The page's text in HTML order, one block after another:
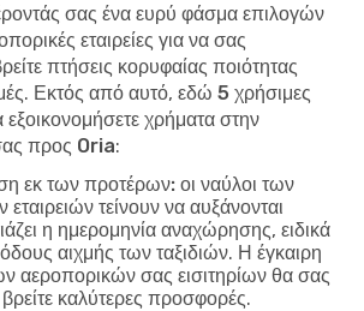
σας ένα ευρύ φάσμα επιλογών
εταιρείες για να σας
πτήσεις κορυφαίας ποιότητας
Εκτός από αυτό, εδώ 5 χρήσιμες
χρήματα στην
προς Oria:
εκ των προτέρων: οι ναύλοι των
τείνουν να αυξάνονται
η ημερομηνία αναχώρησης, ειδικά
αιχμής των ταξιδιών. Η έγκαιρη
αεροπορικών σας εισιτηρίων θα σας
καλύτερες προσφορές.